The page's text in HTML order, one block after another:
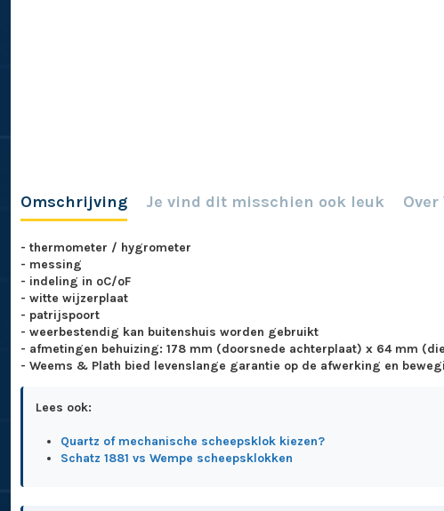
Omschrijving Je vind dit misschien ook leuk
- thermometer / hygrometer
- messing
- indeling in ºC/ºF
- witte wijzerplaat
- patrijspoort
- weerbestendig kan buitenshuis worden gebruikt
- afmetingen behuizing: 178 mm (doorsnede achterplaat) x 64 mm
- Weems & Plath bied levenslange garantie op de afwerking en
Lees ook:
Quartz of mechanische scheepsklok kiezen?
Schatz 1881 vs Wempe scheepsklokken